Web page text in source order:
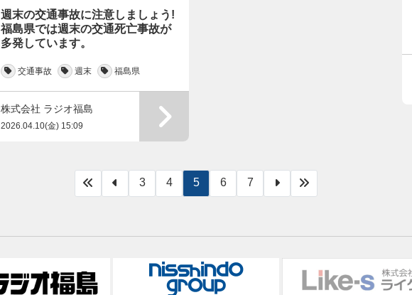
週末の交通事故に注意しましょう!
福島県では週末の交通死亡事故が
多発しています。
交通事故 週末 福島県
株式会社 ラジオ福島
2026.04.10(金) 15:09
3 4 5 6 7